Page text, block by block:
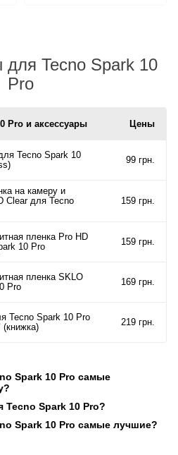
Tecno Spark 10
Pro
Pro и аксессуары Цены
Tecno Spark 10
99 грн.
на камеру и
Clear для Tecno
159 грн.
пленка Pro HD
10 Pro
159 грн.
пленка SKLO
Pro
169 грн.
Tecno Spark 10 Pro
219 грн.
Spark 10 Pro самые
Tecno Spark 10 Pro?
Spark 10 Pro самые лучшие?